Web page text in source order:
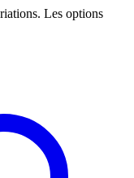
Les options